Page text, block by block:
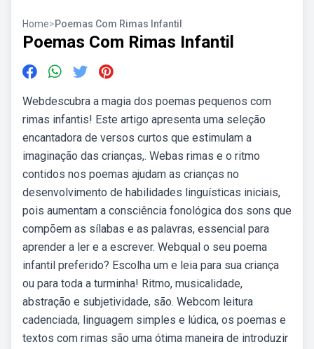
Home>Poemas Com Rimas Infantil
Poemas Com Rimas Infantil
Webdescubra a magia dos poemas pequenos com
rimas infantis! Este artigo apresenta uma seleção
encantadora de versos curtos que estimulam a
imaginação das crianças,. Webas rimas e o ritmo
contidos nos poemas ajudam as crianças no
desenvolvimento de habilidades linguísticas iniciais,
pois aumentam a consciência fonológica dos sons que
compõem as sílabas e as palavras, essencial para
aprender a ler e a escrever. Webqual o seu poema
infantil preferido? Escolha um e leia para sua criança
ou para toda a turminha! Ritmo, musicalidade,
abstração e subjetividade, são. Webcom leitura
cadenciada, linguagem simples e lúdica, os poemas e
textos com rimas são uma ótima maneira de introduzir